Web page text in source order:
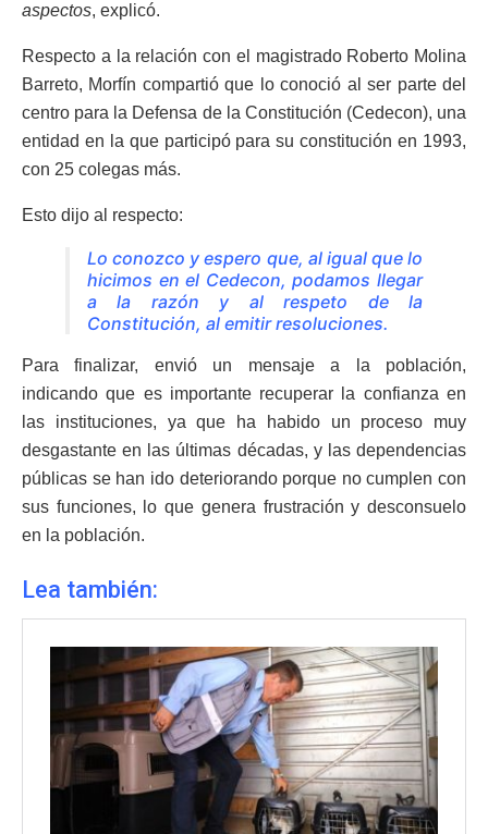
aspectos, explicó.
Respecto a la relación con el magistrado Roberto Molina
Barreto, Morfín compartió que lo conoció al ser parte del
centro para la Defensa de la Constitución (Cedecon), una
entidad en la que participó para su constitución en 1993,
con 25 colegas más.
Esto dijo al respecto:
Lo conozco y espero que, al igual que lo
hicimos en el Cedecon, podamos llegar
a la razón y al respeto de la
Constitución, al emitir resoluciones.
Para finalizar, envió un mensaje a la población,
indicando que es importante recuperar la confianza en
las instituciones, ya que ha habido un proceso muy
desgastante en las últimas décadas, y las dependencias
públicas se han ido deteriorando porque no cumplen con
sus funciones, lo que genera frustración y desconsuelo
en la población.
Lea también: